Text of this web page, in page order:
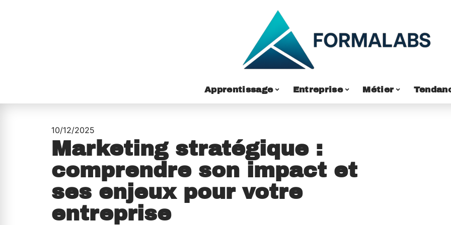
Apprentissage Entreprise Métier
10/12/2025
Marketing stratégique :
comprendre son impact et
ses enjeux pour votre
entreprise